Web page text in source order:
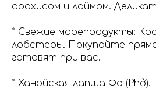
арахисом и лаймом.
* Свежие морепродукты:
лобстеры. Покупайте
готовят при вас.
* Ханойская лапша Фо (Phở).